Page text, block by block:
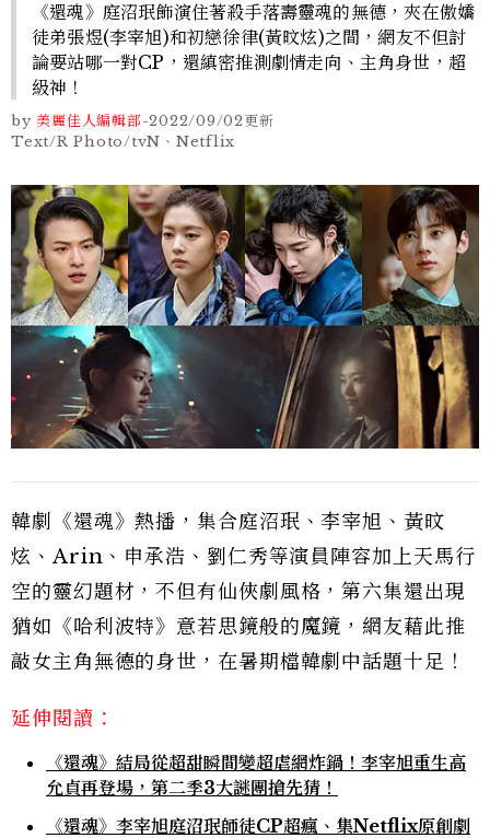
《還魂》庭沼珉飾演住著殺手落壽靈魂的無德，夾在傲嬌
徒弟張煜(李宰旭)和初戀徐律(黃旼炫)之間，網友不但討
論要站哪一對CP，還縝密推測劇情走向、主角身世，超
級神！
by 美麗佳人編輯部-2022/09/02更新
Text/R Photo/tvN、Netflix
韓劇《還魂》熱播，集合庭沼珉、李宰旭、黃旼
炫、Arin、申承浩、劉仁秀等演員陣容加上天馬行
空的靈幻題材，不但有仙俠劇風格，第六集還出現
猶如《哈利波特》意若思鏡般的魔鏡，網友藉此推
敲女主角無德的身世，在暑期檔韓劇中話題十足！
延伸閱讀：
《還魂》結局從超甜瞬間變超虐網炸鍋！李宰旭重生高
允貞再登場，第二季3大謎團搶先猜！
《還魂》李宰旭庭沼珉師徒CP超瘋、集Netflix原創劇